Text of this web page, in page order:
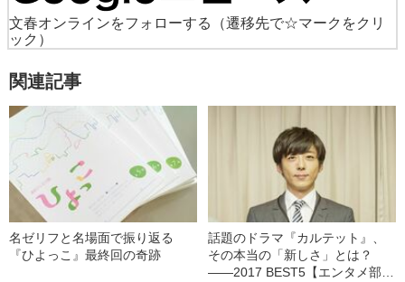
文春オンラインをフォローする
（遷移先で☆マークをクリ
ック）
関連記事
名ゼリフと名場面で振り返る
『ひよっこ』最終回の奇跡
話題のドラマ『カルテット』、
その本当の「新しさ」とは？
――2017 BEST5【エンタメ部門